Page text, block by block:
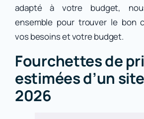
adapté à votre budget,
ensemble pour trouver le bon
vos besoins et votre budget.
Fourchettes de
estimées d’un
2026